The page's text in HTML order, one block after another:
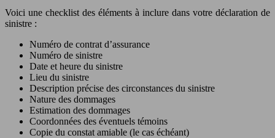
Voici une checklist des éléments à inclure dans votre déclaration de
sinistre :
Numéro de contrat d’assurance
Numéro de sinistre
Date et heure du sinistre
Lieu du sinistre
Description précise des circonstances du sinistre
Nature des dommages
Estimation des dommages
Coordonnées des éventuels témoins
Copie du constat amiable (le cas échéant)